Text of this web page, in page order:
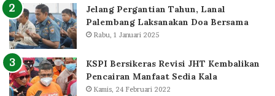
Jelang Pergantian Tahun, Lanal
Palembang Laksanakan Doa Bersama
Rabu, 1 Januari 2025
KSPI Bersikeras Revisi JHT Kembalikan
Pencairan Manfaat Sedia Kala
Kamis, 24 Februari 2022